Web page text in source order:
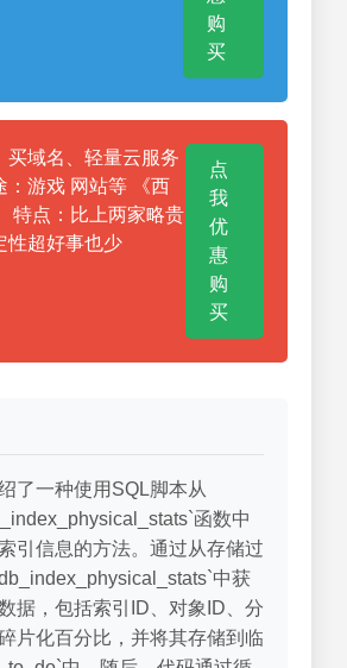
购
买
买域名、轻量云服务
：游戏 网站等 《西
特点：比上两家略贵
性超好事也少
点
我
优
惠
购
买
了一种使用SQL脚本从
函数中
引信息的方法。通过从存储过
中获
据，包括索引ID、对象ID、分
片化百分比，并将其存储到临